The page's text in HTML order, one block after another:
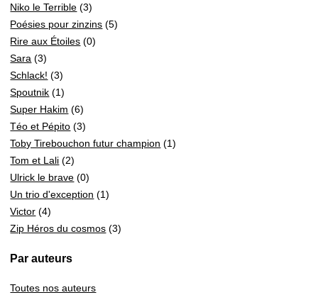
Niko le Terrible (3)
Poésies pour zinzins (5)
Rire aux Étoiles (0)
Sara (3)
Schlack! (3)
Spoutnik (1)
Super Hakim (6)
Téo et Pépito (3)
Toby Tirebouchon futur champion (1)
Tom et Lali (2)
Ulrick le brave (0)
Un trio d'exception (1)
Victor (4)
Zip Héros du cosmos (3)
Par auteurs
Toutes nos auteurs